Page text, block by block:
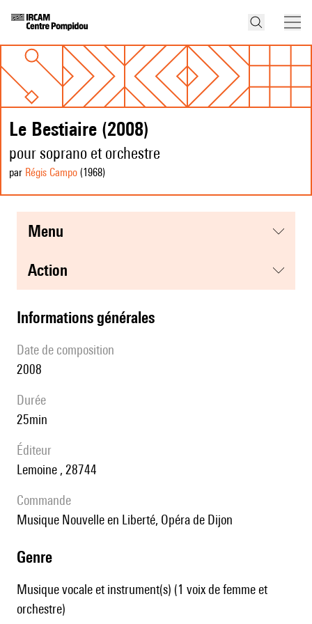
Le Bestiaire (2008)
pour soprano et orchestre
par Régis Campo (1968)
menu
action
informations générales
date de composition
2008
durée
25min
éditeur
Lemoine , 28744
Commande
Musique Nouvelle en Liberté, Opéra de Dijon
genre
Musique vocale et instrument(s) (1 voix de femme et
orchestre)